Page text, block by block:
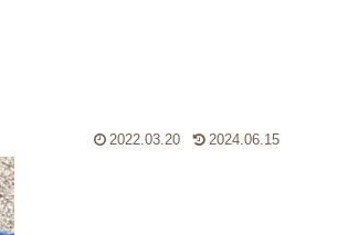
2022.03.20 2024.06.15